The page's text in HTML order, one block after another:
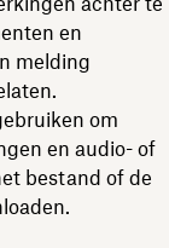
en
melding
om
en audio- of
bestand of de